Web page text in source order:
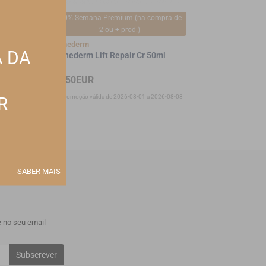
31
-20% Semana Premium (na compra de
2 ou + prod.)
Esthederm
Esthederm Lift Repair Cr 50ml
95,50EUR
*Promoção válida de 2026-08-01 a 2026-08-08
seu email
Subscrever
DA
SABER MAIS